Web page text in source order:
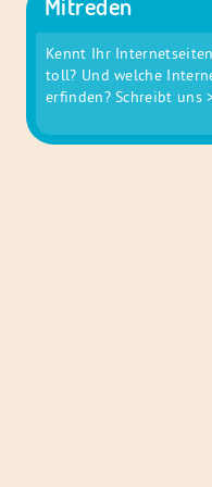
Kennt Ihr
toll? Und welche
erfinden? Schreibt uns